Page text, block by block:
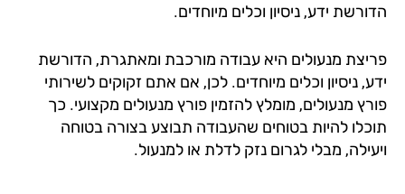
ידע, ניסיון וכלים מיוחדים.
מנעולים היא עבודה מורכבת ומאתגרת, הדורשת
ניסיון וכלים מיוחדים. לכן, אם אתם זקוקים לשירותי
מנעולים, מומלץ להזמין פורץ מנעולים מקצועי. כך
להיות בטוחים שהעבודה תבוצע בצורה בטוחה
מבלי לגרום נזק לדלת או למנעול.